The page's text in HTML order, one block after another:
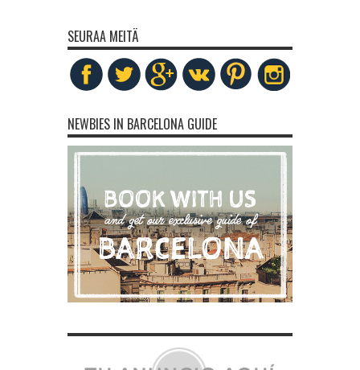
SEURAA MEITÄ
NEWBIES IN BARCELONA GUIDE